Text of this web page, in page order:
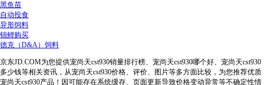
黑鱼苗
自动投食
异形饲料
锦鲤购买
德克（D&A）饲料
京东JD.COM为您提供宠尚天cst930销量排行榜、宠尚天cst930哪个好、宠尚天cst930
多少钱等相关资讯，从宠尚天cst930价格、评价、图片等多方面比较，为您推荐优质
宠尚天cst930产品！因可能存在系统缓存、页面更新导致价格变动异常等不确定性情